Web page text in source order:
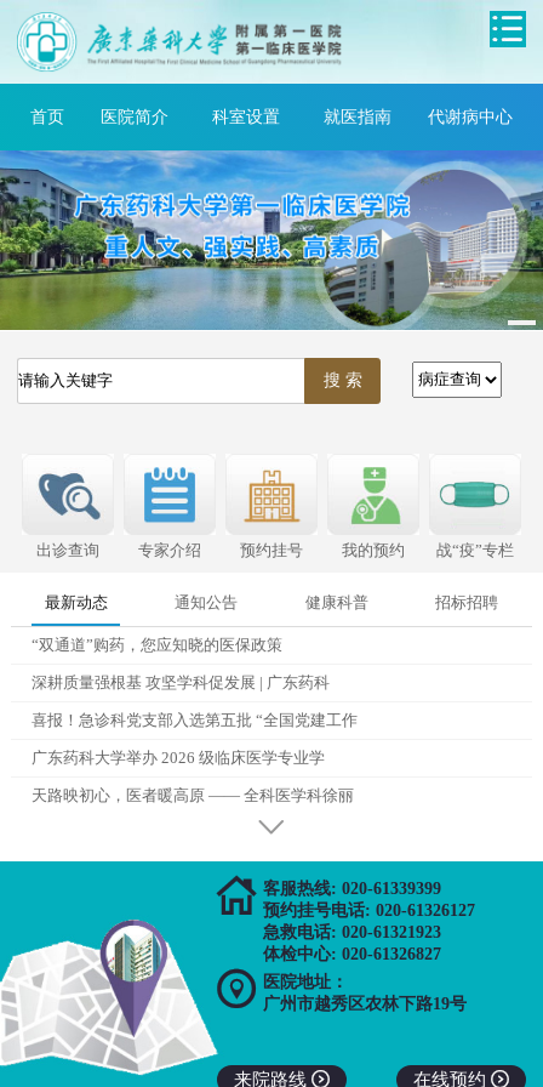
首页 医院简介 科室设置 就医指南 代谢病中心
出诊查询 专家介绍 预约挂号 我的预约 战“疫”专栏
最新动态 通知公告 健康科普 招标招聘
“双通道”购药，您应知晓的医保政策
深耕质量强根基 攻坚学科促发展 | 广东药科
喜报！急诊科党支部入选第五批 “全国党建工作
广东药科大学举办 2026 级临床医学专业学
天路映初心，医者暖高原 —— 全科医学科徐丽
 客服热线: 020-61339399
预约挂号电话: 020-61326127
急救电话: 020-61321923
体检中心: 020-61326827

医院地址：
广州市越秀区农林下路19号
来院路线  在线预约 